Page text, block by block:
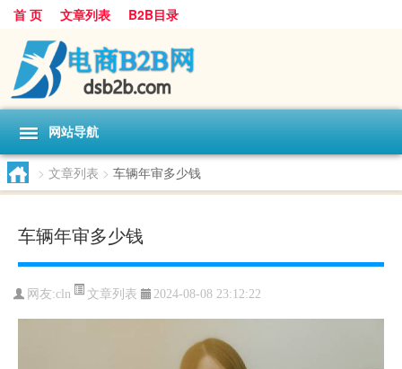
首 页 文章列表 B2B目录
网站导航
> 文章列表 > 车辆年审多少钱
车辆年审多少钱
网友:cln 文章列表 2024-08-08 23:12:22